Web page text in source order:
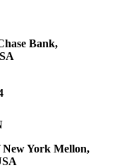
Bank,
York Mellon,